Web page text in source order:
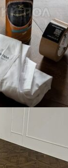
Полы,
для локального